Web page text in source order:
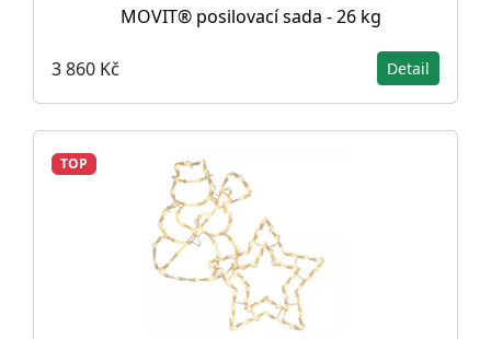
MOVIT® posilovací sada - 26 kg
3 860 Kč Detail
TOP